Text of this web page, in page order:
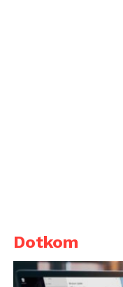
Dotkom